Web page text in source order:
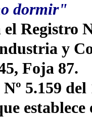
dormir"
Registro
y
Foja 87.
5.159 del